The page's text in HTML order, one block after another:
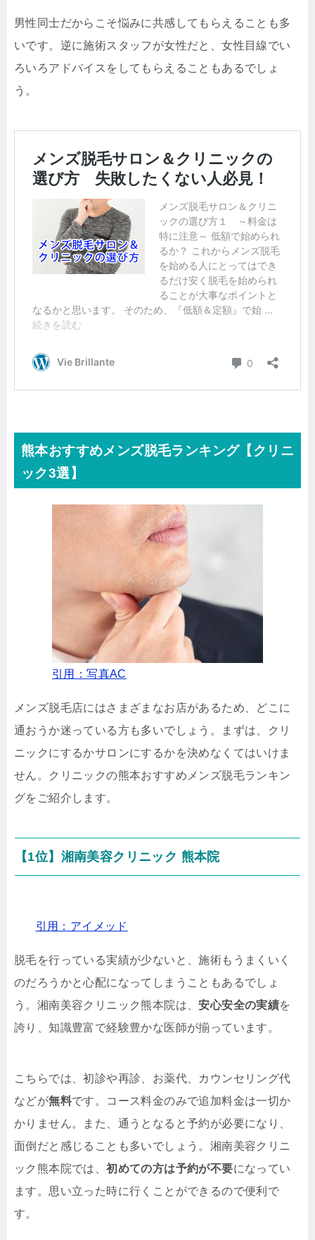
男性同士だからこそ悩みに共感してもらえることも多
いです。逆に施術スタッフが女性だと、女性目線でい
ろいろアドバイスをしてもらえることもあるでしょ
う。
熊本おすすめメンズ脱毛ランキング【クリニ
ック3選】
引用：写真AC
メンズ脱毛店にはさまざまなお店があるため、どこに
通おうか迷っている方も多いでしょう。まずは、クリ
ニックにするかサロンにするかを決めなくてはいけま
せん。クリニックの熊本おすすめメンズ脱毛ランキン
グをご紹介します。
【1位】湘南美容クリニック 熊本院
引用：アイメッド
脱毛を行っている実績が少ないと、施術もうまくいく
のだろうかと心配になってしまうこともあるでしょ
う。湘南美容クリニック熊本院は、安心安全の実績を
誇り、知識豊富で経験豊かな医師が揃っています。
こちらでは、初診や再診、お薬代、カウンセリング代
などが無料です。コース料金のみで追加料金は一切か
かりません。また、通うとなると予約が必要になり、
面倒だと感じることも多いでしょう。湘南美容クリニ
ック熊本院では、初めての方は予約が不要になってい
ます。思い立った時に行くことができるので便利で
す。